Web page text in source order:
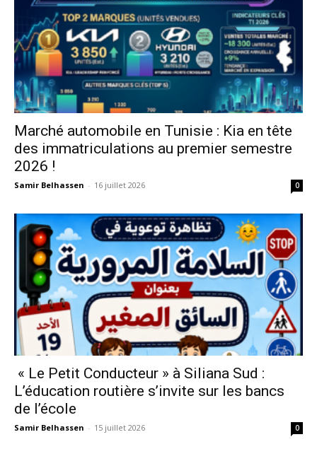
Marché automobile en Tunisie : Kia en tête
des immatriculations au premier semestre
2026 !
Samir Belhassen - 16 juillet 2026 0
« Le Petit Conducteur » à Siliana Sud :
L’éducation routière s’invite sur les bancs
de l’école
Samir Belhassen - 15 juillet 2026 0